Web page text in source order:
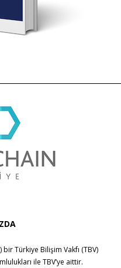
birTürkiye Bilişim Vakfı (TBV)
ile TBV’ye aittir.